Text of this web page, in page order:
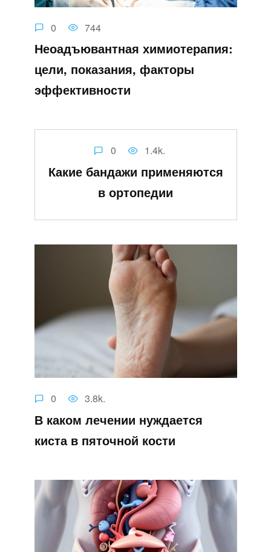
0 744
Неоадъювантная химиотерапия:
цели, показания, факторы
эффективности
0 1.4k.
Какие бандажи применяются
в ортопедии
0 3.8k.
В каком лечении нуждается
киста в пяточной кости